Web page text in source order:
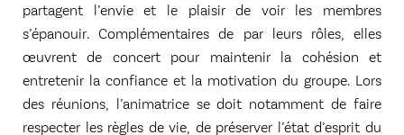
partagent l’envie et le plaisir de voir les membres
s’épanouir. Complémentaires de par leurs rôles, elles
œuvrent de concert pour maintenir la cohésion et
entretenir la confiance et la motivation du groupe. Lors
des réunions, l’animatrice se doit notamment de faire
respecter les règles de vie, de préserver l’état d’esprit du